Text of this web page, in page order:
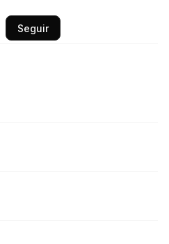
Seguir